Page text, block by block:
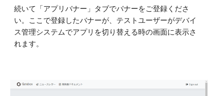
続いて「アプリバナー」タブでバナーをご登録くださ
い。ここで登録したバナーが、テストユーザーがデバイ
ス管理システムでアプリを切り替える時の画面に表示さ
れます。